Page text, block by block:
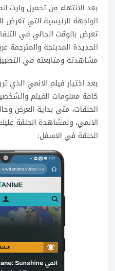
الواجهة الرئيسية التي تعرض
تعرض بالوقت الحالي في
الجديدة المدبلجة والمترجمة
مشاهدته ومتابعته في
بعد اختيار فيلم الانمي
كافة معلومات الفيلم
الحلقات، متى بداية العرض
الانمي، ولمشاهدة الحلقة
الحلقة في الاسفل: